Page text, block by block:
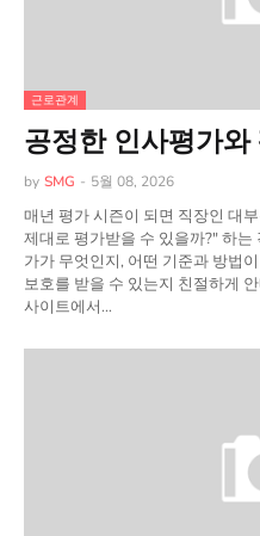
근로관계
공정한 인사평가와
by SMG - 5월 08, 2026
매년 평가 시즌이 되면 직장인 대
제대로 평가받을 수 있을까?" 하
가가 무엇인지, 어떤 기준과 방법
보호를 받을 수 있는지 친절하게
사이트에서…